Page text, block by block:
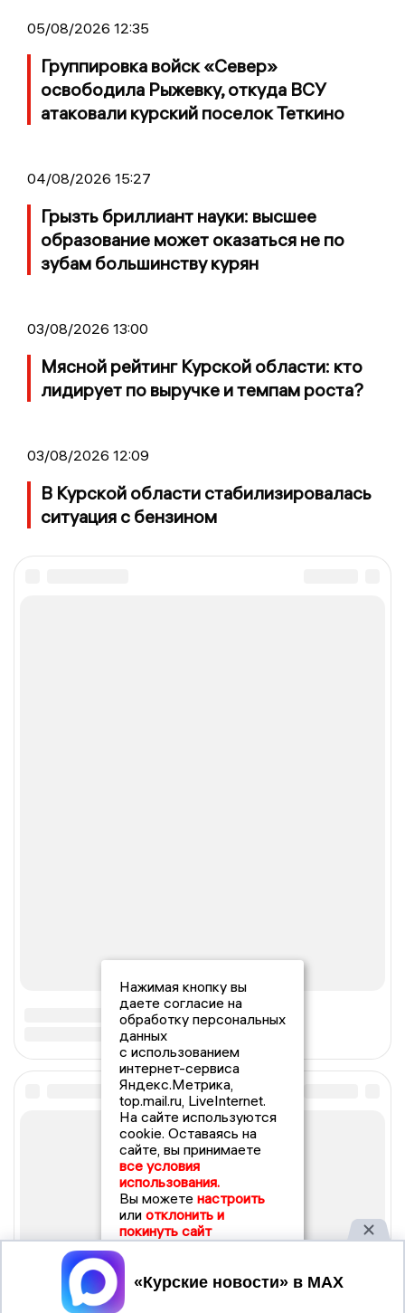
05/08/2026 12:35
Группировка войск «Север»
освободила Рыжевку, откуда ВСУ
атаковали курский поселок Теткино
04/08/2026 15:27
Грызть бриллиант науки: высшее
образование может оказаться не по
зубам большинству курян
03/08/2026 13:00
Мясной рейтинг Курской области: кто
лидирует по выручке и темпам роста?
03/08/2026 12:09
В Курской области стабилизировалась
ситуация с бензином
Нажимая кнопку вы
даете согласие на
обработку персональных
данных
с использованием
интернет-сервиса
Яндекс.Метрика,
top.mail.ru, LiveInternet.
На сайте используются
cookie. Оставаясь на
сайте, вы принимаете
все условия
использования.
Вы можете настроить
или отклонить и
покинуть сайт
Принять